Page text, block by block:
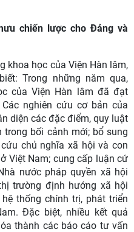
chiến lược cho Đảng và
khoa học của Viện Hàn lâm,
Trong những năm qua,
của Viện Hàn lâm đã đạt
nghiên cứu cơ bản của
diện các đặc điểm, quy luật
bối cảnh mới; bổ sung
chủ nghĩa xã hội và con
Việt Nam; cung cấp luận cứ
nước pháp quyền xã hội
trường định hướng xã hội
thống chính trị, phát triển
Đặc biệt, nhiều kết quả
thành các báo cáo tư vấn